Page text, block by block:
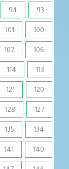
93
94
100
101
106
107
113
114
120
121
127
128
134
135
140
141